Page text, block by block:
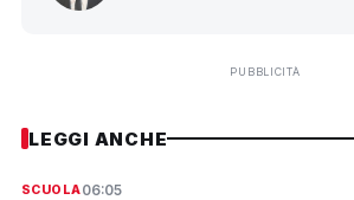
PUBBLICITÀ
LEGGI ANCHE
SCUOLA06:05